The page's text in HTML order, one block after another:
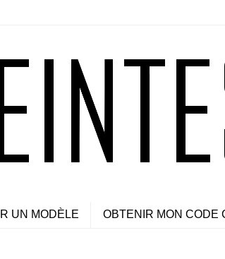
UN MODÈLE OBTENIR MON CODE